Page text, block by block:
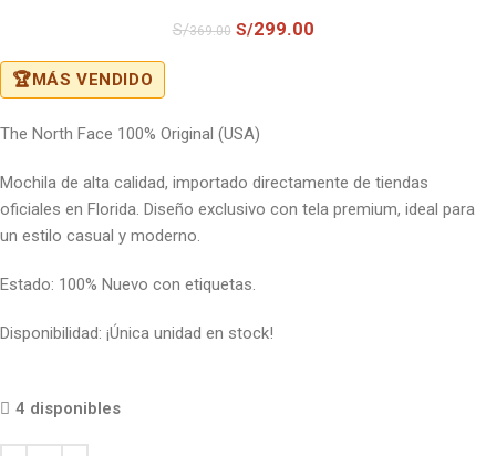
S/369.00 S/299.00
🏆MÁS VENDIDO
The North Face 100% Original (USA)
Mochila de alta calidad, importado directamente de tiendas
oficiales en Florida. Diseño exclusivo con tela premium, ideal para
un estilo casual y moderno.
Estado: 100% Nuevo con etiquetas.
Disponibilidad: ¡Única unidad en stock!
4 disponibles